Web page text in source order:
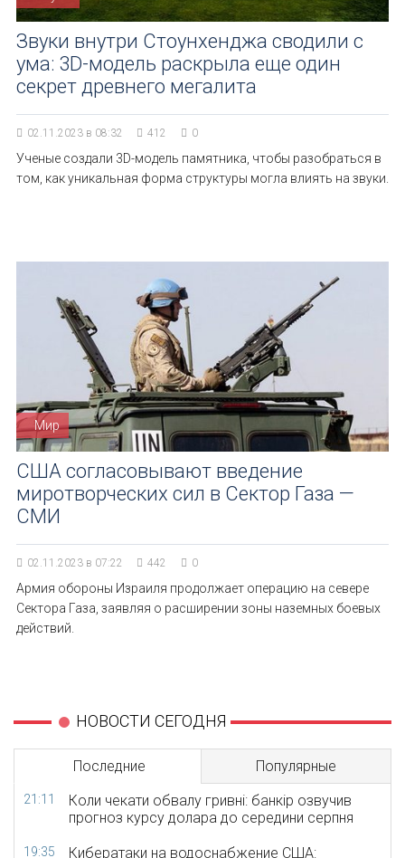
Звуки внутри Стоунхенджа сводили с
ума: 3D-модель раскрыла еще один
секрет древнего мегалита
02.11.2023 в 08:32 412 0
Ученые создали 3D-модель памятника, чтобы разобраться в
том, как уникальная форма структуры могла влиять на звуки.
Мир
США согласовывают введение
миротворческих сил в Сектор Газа —
СМИ
02.11.2023 в 07:22 442 0
Армия обороны Израиля продолжает операцию на севере
Сектора Газа, заявляя о расширении зоны наземных боевых
действий.
НОВОСТИ СЕГОДНЯ
Последние Популярные
21:11
Коли чекати обвалу гривні: банкір озвучив
прогноз курсу долара до середини серпня
19:35
Кибератаки на водоснабжение США: